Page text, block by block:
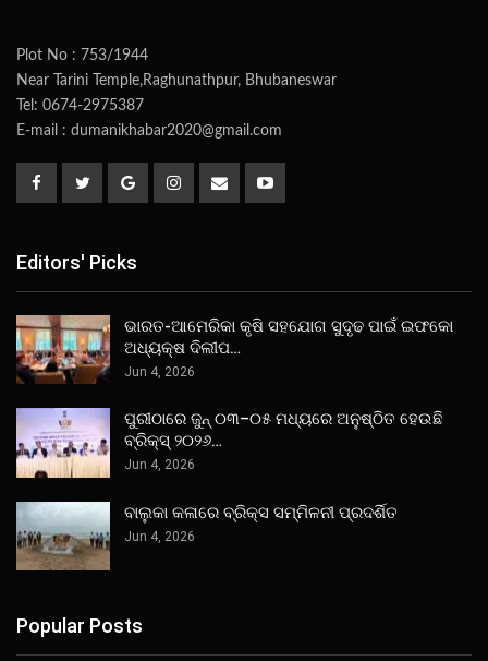
Plot No : 753/1944
Near Tarini Temple,Raghunathpur, Bhubaneswar
Tel: 0674-2975387
E-mail : dumanikhabar2020@gmail.com
Editors' Picks
ଭାରତ-ଆମେରିକା କୃଷି ସହଯୋଗ ସୁଦୃଢ ପାଇଁ ଇଫକୋ
ଅଧ୍ୟକ୍ଷ ଦିଲୀପ…
Jun 4, 2026
ପୁରୀଠାରେ ଜୁନ୍ ୦୩–୦୫ ମଧ୍ୟରେ ଅନୁଷ୍ଠିତ ହେଉଛି
ବ୍ରିକ୍ସ୍ ୨୦୨୬…
Jun 4, 2026
ବାଲୁକା କଳାରେ ବ୍ରିକ୍ସ ସମ୍ମିଳନୀ ପ୍ରଦର୍ଶିତ
Jun 4, 2026
Popular Posts